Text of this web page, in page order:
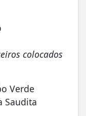
colocados
Verde
Saudita